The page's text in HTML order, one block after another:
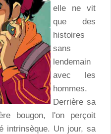
elle ne vit
que des
histoires
sans
lendemain
avec les
hommes.
Derrière sa
bougon, l'on perçoit
intrinsèque. Un jour, sa